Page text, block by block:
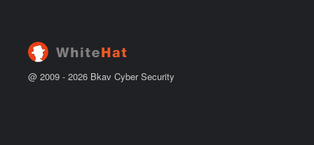
@ 2009 - 2026 Bkav Cyber Security